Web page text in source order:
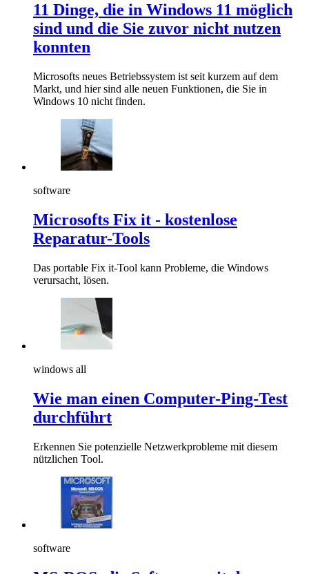
11 Dinge, die in Windows 11 möglich
sind und die Sie zuvor nicht nutzen
konnten
Microsofts neues Betriebssystem ist seit kurzem auf dem
Markt, und hier sind alle neuen Funktionen, die Sie in
Windows 10 nicht finden.
software
Microsofts Fix it - kostenlose
Reparatur-Tools
Das portable Fix it-Tool kann Probleme, die Windows
verursacht, lösen.
windows all
Wie man einen Computer-Ping-Test
durchführt
Erkennen Sie potenzielle Netzwerkprobleme mit diesem
nützlichen Tool.
software